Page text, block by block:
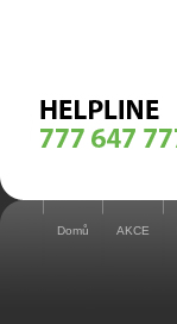
Domů AKCE